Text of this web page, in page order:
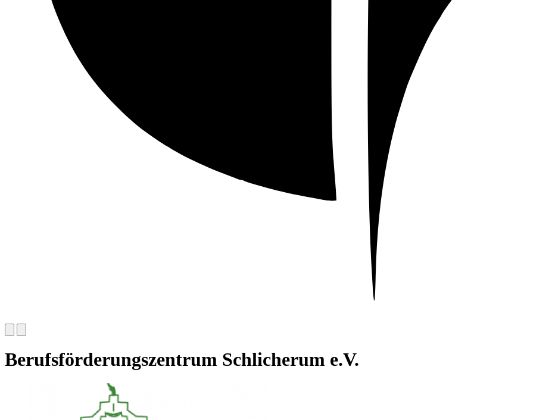
Berufsförderungszentrum Schlicherum e.V.